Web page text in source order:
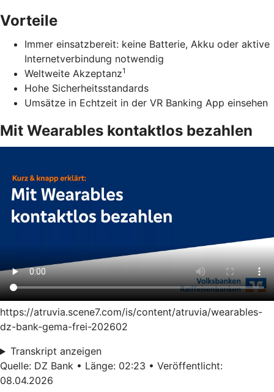
Vorteile
Immer einsatzbereit: keine Batterie, Akku oder aktive
Internetverbindung notwendig
Weltweite Akzeptanz1
Hohe Sicherheitsstandards
Umsätze in Echtzeit in der VR Banking App einsehen
Mit Wearables kontaktlos bezahlen
https://atruvia.scene7.com/is/content/atruvia/wearables-
dz-bank-gema-frei-202602
Transkript anzeigen
Quelle: DZ Bank • Länge: 02:23 • Veröffentlicht:
08.04.2026